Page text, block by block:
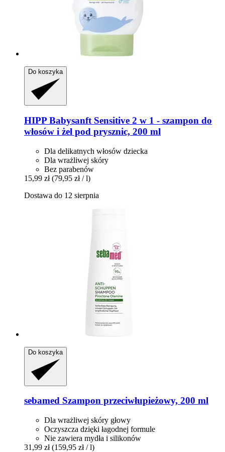
Do koszyka
HIPP Babysanft Sensitive 2 w 1 -​ szampon do
włosów i żel pod prysznic, 200 ml
Dla delikatnych włosów dziecka
Dla wrażliwej skóry
Bez parabenów
15,99 zł (79,95 zł / l)
Dostawa do 12 sierpnia
Do koszyka
sebamed Szampon przeciwłupieżowy, 200 ml
Dla wrażliwej skóry głowy
Oczyszcza dzięki łagodnej formule
Nie zawiera mydła i silikonów
31,99 zł (159,95 zł / l)